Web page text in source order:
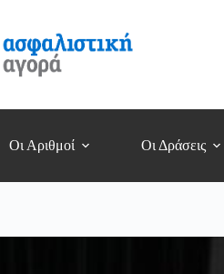
Οι Αριθμοί Οι Δράσεις